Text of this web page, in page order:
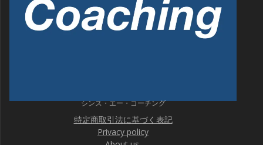
シンス・エー・コーチング
特定商取引法に基づく表記
Privacy policy